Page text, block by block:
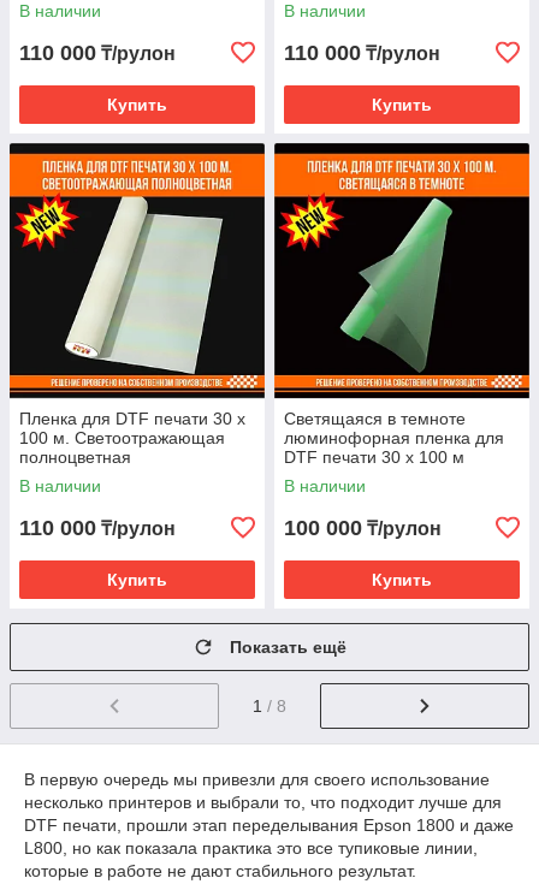
В наличии
110 000 ₸/рулон
Купить
В наличии
110 000 ₸/рулон
Купить
Пленка для DTF печати 30 х
100 м. Светоотражающая
полноцветная
В наличии
110 000 ₸/рулон
Купить
Светящаяся в темноте
люминофорная пленка для
DTF печати 30 х 100 м
В наличии
100 000 ₸/рулон
Купить
Показать ещё
1 / 8
В первую очередь мы привезли для своего использование
несколько принтеров и выбрали то, что подходит лучше для
DTF печати, прошли этап переделывания Epson 1800 и даже
L800, но как показала практика это все тупиковые линии,
которые в работе не дают стабильного результат.